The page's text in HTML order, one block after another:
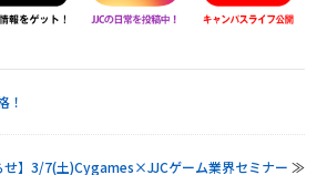
！
せ】3/7(土)Cygames×JJCゲーム業界セミナー ≫